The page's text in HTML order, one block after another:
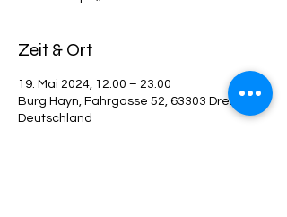
Zeit & Ort
19. Mai 2024, 12:00 – 23:00
Burg Hayn, Fahrgasse 52, 63303 Dreieich,
Deutschland